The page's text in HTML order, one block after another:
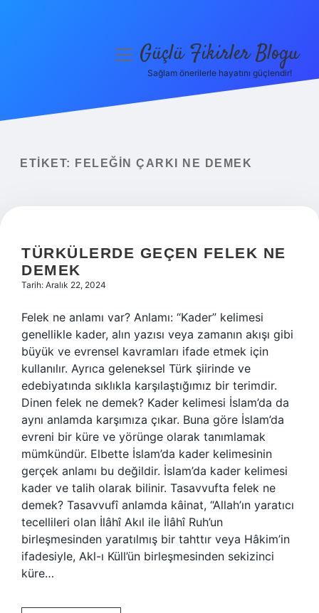
Yasal Uyarı
menüyüGüçlü Fikirler Blogu
Sağlam önerilerle hayatını güçlendir!
ETIKET: FELEĞIN ÇARKI NE DEMEK
TÜRKÜLERDE GEÇEN FELEK NE
DEMEK
Tarih: Aralık 22, 2024
Felek ne anlamı var? Anlamı: “Kader” kelimesi
genellikle kader, alın yazısı veya zamanın akışı gibi
büyük ve evrensel kavramları ifade etmek için
kullanılır. Ayrıca geleneksel Türk şiirinde ve
edebiyatında sıklıkla karşılaştığımız bir terimdir.
Dinen felek ne demek? Kader kelimesi İslam’da da
aynı anlamda karşımıza çıkar. Buna göre İslam’da
evreni bir küre ve yörünge olarak tanımlamak
mümkündür. Elbette İslam’da kader kelimesinin
gerçek anlamı bu değildir. İslam’da kader kelimesi
kader ve talih olarak bilinir. Tasavvufta felek ne
demek? Tasavvufî anlamda kâinat, “Allah’ın yaratıcı
tecellileri olan İlâhî Akıl ile İlâhî Ruh’un
birleşmesinden yaratılmış bir tahttır veya Hâkim’in
ifadesiyle, Akl-ı Küll’ün birleşmesinden sekizinci
küre…